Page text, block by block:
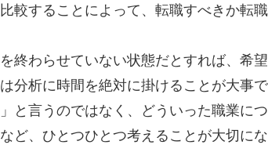
較することによって、転職すべきか転
終わらせていない状態だとすれば、希
分析に時間を絶対に掛けることが大事で
と言うのではなく、どういった職業に
ど、ひとつひとつ考えることが大切にな